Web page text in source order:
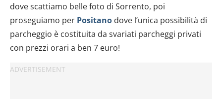
dove scattiamo belle foto di Sorrento, poi
proseguiamo per Positano dove l’unica possibilità di
parcheggio è costituita da svariati parcheggi privati
con prezzi orari a ben 7 euro!